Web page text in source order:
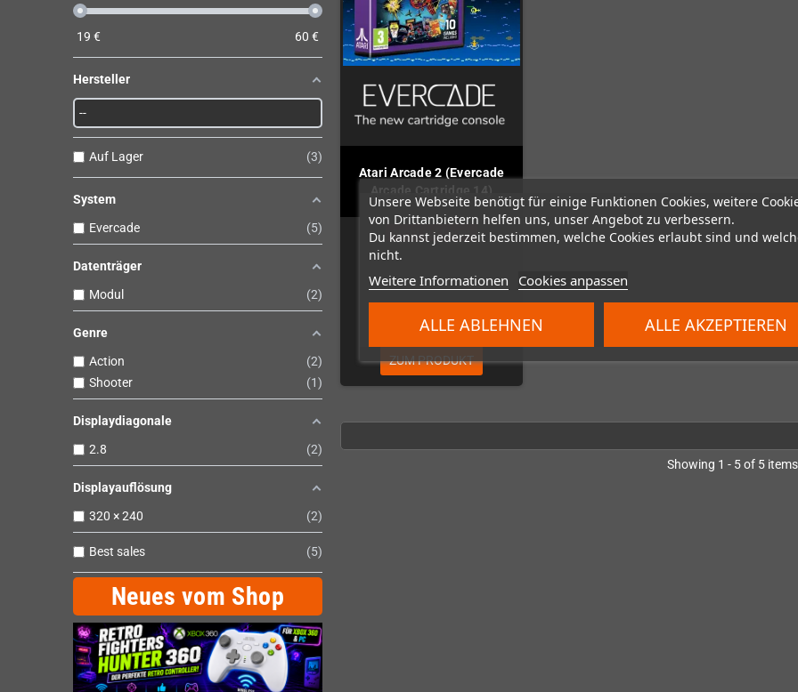
Unsere Webseite benötigt für einige Funktionen Cookies, weitere
von Drittanbietern helfen uns, unser Angebot zu verbessern.
Du kannst jederzeit bestimmen, welche Cookies erlaubt sind und
nicht.
Weitere Informationen Cookies anpassen
ALLE ABLEHNEN ALLE AKZEPTIEREN
19 € 60 €
Hersteller
Auf Lager 3
System
Evercade
5
Datenträger
Modul
2
Genre
Action
2
Shooter
1
Displaydiagonale
2.8
2
Displayauflösung
320 × 240
2
Best sales 5
Neues vom Shop
Atari Arcade 2 (Evercade
Arcade Cartridge 14)
Nicht auf Lager
19,99 €
ZUM PRODUKT
Showing 1 - 5 of 5 items